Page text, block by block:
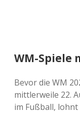
WM-Spiele
Bevor die WM
mittlerweile 22.
im Fußball,